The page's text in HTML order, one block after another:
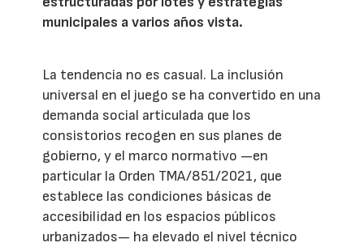
municipales a varios años vista.
La tendencia no es casual. La inclusión
universal en el juego se ha convertido en una
demanda social articulada que los
consistorios recogen en sus planes de
gobierno, y el marco normativo —en
particular la Orden TMA/851/2021, que
establece las condiciones básicas de
accesibilidad en los espacios públicos
urbanizados— ha elevado el nivel técnico